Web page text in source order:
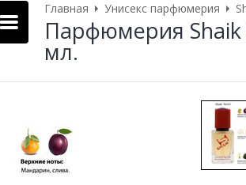
Главная Унисекс парфюмерия
Парфюмерия
мл.